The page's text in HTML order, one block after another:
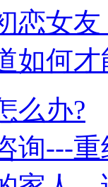
恋女友
如何才
么办?
询---